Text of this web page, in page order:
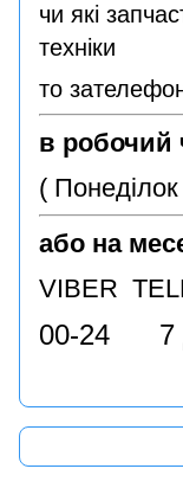
чи які
техніки
то
в робочий
(
або на
VIBER
00-24 7